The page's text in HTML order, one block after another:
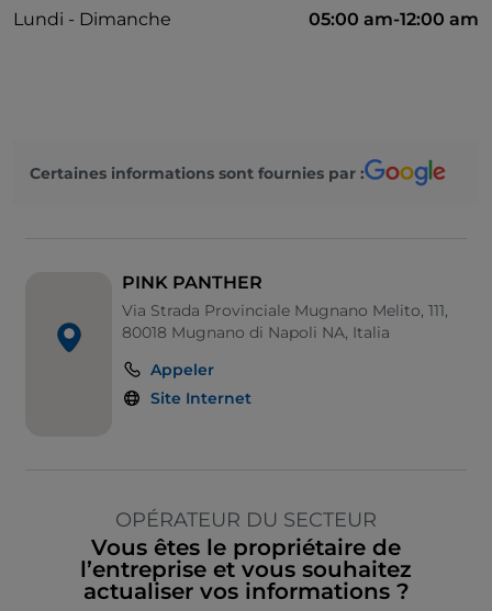
Lundi - Dimanche
05:00 am-12:00 am
Certaines informations sont fournies par :
PINK PANTHER
Via Strada Provinciale Mugnano Melito, 111,
80018 Mugnano di Napoli NA, Italia
Appeler
Site Internet
OPÉRATEUR DU SECTEUR
Vous êtes le propriétaire de
l’entreprise et vous souhaitez
actualiser vos informations ?